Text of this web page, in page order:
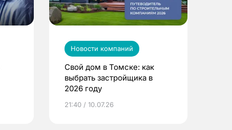
Новости компаний
Свой дом в Томске: как
выбрать застройщика в
2026 году
21:40 / 10.07.26